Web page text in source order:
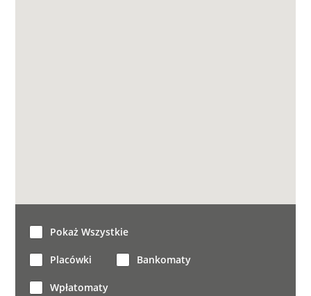
Pokaż Wszystkie
Placówki Bankomaty
Wpłatomaty